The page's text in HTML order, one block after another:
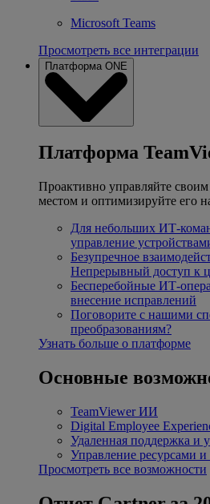
Microsoft Teams
Просмотреть все интеграции
Платформа ONE
Платформа
Проактивно управляйте
местом и оптимизируйте его
Для небольших ИТ-
управление
Безупречное
Непрерывный доступ к
Бесперебойные ИТ-
внесение исправлений
Поговорите с нашими
преобразованиям?
Узнать больше о платформе
Основные
TeamViewer ИИ
Digital Employee
Удаленная поддержка и
Управление ресурсами
Просмотреть все возможности